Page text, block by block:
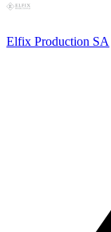
Elfix Production SA